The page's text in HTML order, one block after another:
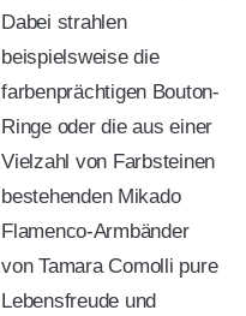
Dabei strahlen
beispielsweise die
farbenprächtigen Bouton-
Ringe oder die aus einer
Vielzahl von Farbsteinen
bestehenden Mikado
Flamenco-Armbänder
von Tamara Comolli pure
Lebensfreude und